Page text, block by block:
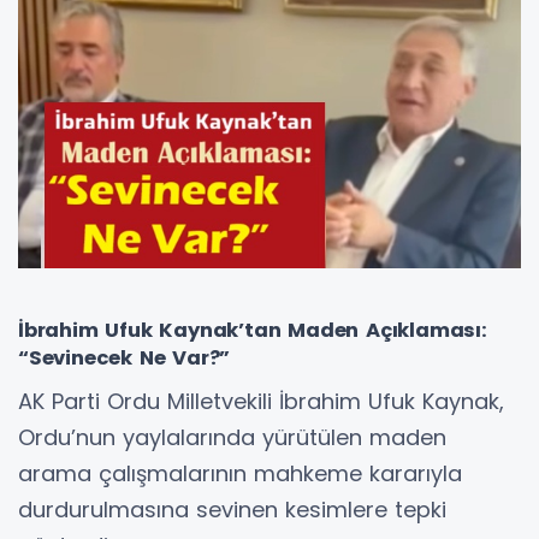
İbrahim Ufuk Kaynak’tan Maden Açıklaması:
“Sevinecek Ne Var?”
AK Parti Ordu Milletvekili İbrahim Ufuk Kaynak,
Ordu’nun yaylalarında yürütülen maden
arama çalışmalarının mahkeme kararıyla
durdurulmasına sevinen kesimlere tepki